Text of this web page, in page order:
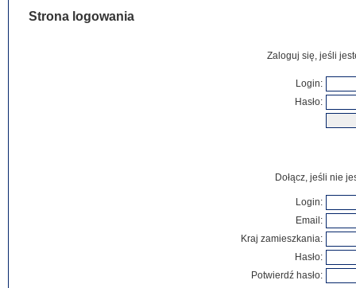
Strona logowania
Zaloguj się, jeśli
Login:
Hasło:
Dołącz, jeśli nie
Login:
Email:
Kraj zamieszkania:
Hasło:
Potwierdź hasło: